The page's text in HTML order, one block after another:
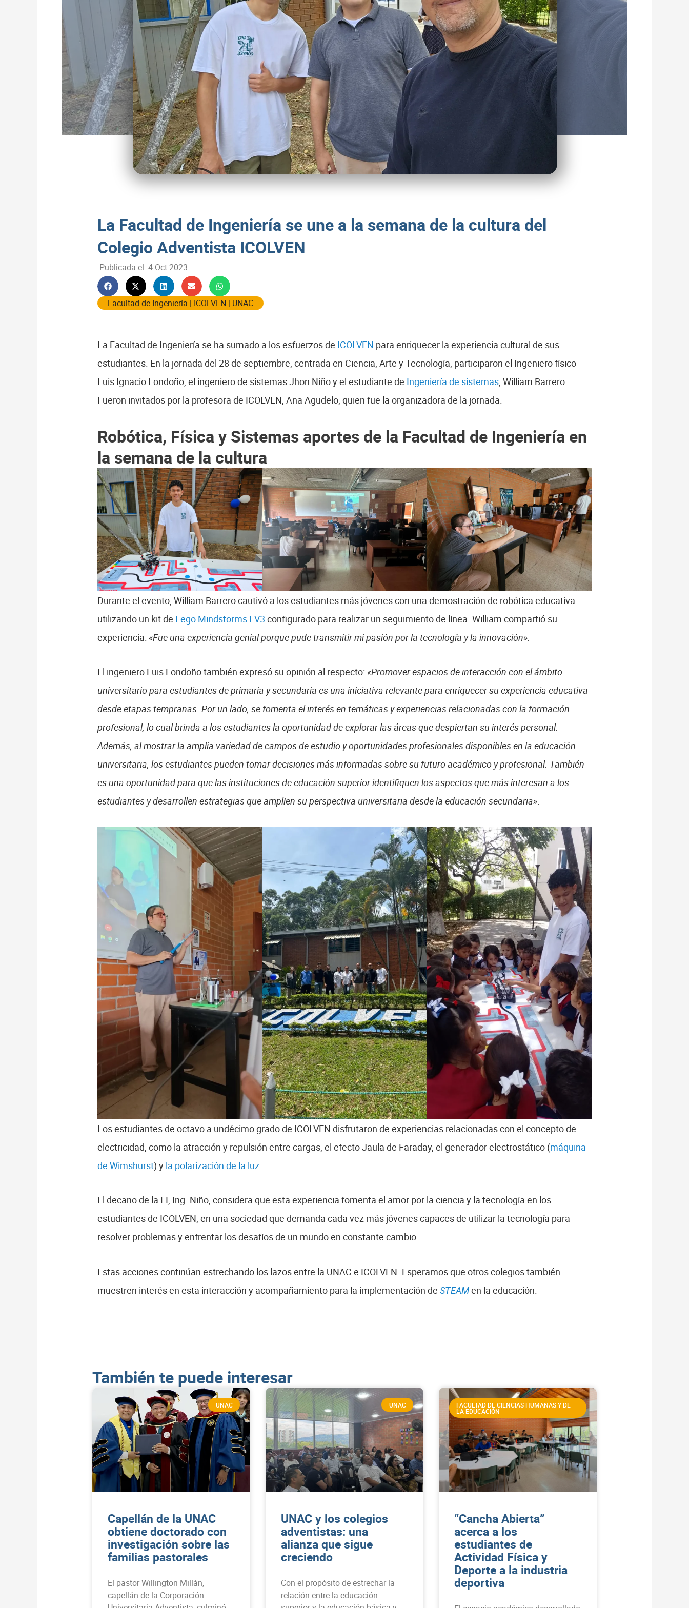
La Facultad de Ingeniería se une a la semana de la cultura del
Colegio Adventista ICOLVEN
Publicada el: 4 Oct 2023
Facultad de Ingeniería | ICOLVEN | UNAC
La Facultad de Ingeniería se ha sumado a los esfuerzos de ICOLVEN para enriquecer la experiencia cultural de sus
estudiantes. En la jornada del 28 de septiembre, centrada en Ciencia, Arte y Tecnología, participaron el Ingeniero físico
Luis Ignacio Londoño, el ingeniero de sistemas Jhon Niño y el estudiante de Ingeniería de sistemas, William Barrero.
Fueron invitados por la profesora de ICOLVEN, Ana Agudelo, quien fue la organizadora de la jornada.
Robótica, Física y Sistemas aportes de la Facultad de Ingeniería en
la semana de la cultura
Durante el evento, William Barrero cautivó a los estudiantes más jóvenes con una demostración de robótica educativa
utilizando un kit de Lego Mindstorms EV3 configurado para realizar un seguimiento de línea. William compartió su
experiencia: «Fue una experiencia genial porque pude transmitir mi pasión por la tecnología y la innovación».
El ingeniero Luis Londoño también expresó su opinión al respecto: «Promover espacios de interacción con el ámbito
universitario para estudiantes de primaria y secundaria es una iniciativa relevante para enriquecer su experiencia educativa
desde etapas tempranas. Por un lado, se fomenta el interés en temáticas y experiencias relacionadas con la formación
profesional, lo cual brinda a los estudiantes la oportunidad de explorar las áreas que despiertan su interés personal.
Además, al mostrar la amplia variedad de campos de estudio y oportunidades profesionales disponibles en la educación
universitaria, los estudiantes pueden tomar decisiones más informadas sobre su futuro académico y profesional. También
es una oportunidad para que las instituciones de educación superior identifiquen los aspectos que más interesan a los
estudiantes y desarrollen estrategias que amplíen su perspectiva universitaria desde la educación secundaria».
Los estudiantes de octavo a undécimo grado de ICOLVEN disfrutaron de experiencias relacionadas con el concepto de
electricidad, como la atracción y repulsión entre cargas, el efecto Jaula de Faraday, el generador electrostático (máquina
de Wimshurst) y la polarización de la luz.
El decano de la FI, Ing. Niño, considera que esta experiencia fomenta el amor por la ciencia y la tecnología en los
estudiantes de ICOLVEN, en una sociedad que demanda cada vez más jóvenes capaces de utilizar la tecnología para
resolver problemas y enfrentar los desafíos de un mundo en constante cambio.
Estas acciones continúan estrechando los lazos entre la UNAC e ICOLVEN. Esperamos que otros colegios también
muestren interés en esta interacción y acompañamiento para la implementación de STEAMen la educación.
También te puede interesar
UNAC
Capellán de la UNAC
obtiene doctorado con
investigación sobre las
familias pastorales
El pastor Willington Millán,
capellán de la Corporación
UNAC
UNAC y los colegios
adventistas: una
alianza que sigue
creciendo
Con el propósito de estrechar la
relación entre la educación
FACULTAD DE CIENCIAS HUMANAS Y DE
LA EDUCACIÓN
“Cancha Abierta”
acerca a los
estudiantes de
Actividad Física y
Deporte a la industria
deportiva